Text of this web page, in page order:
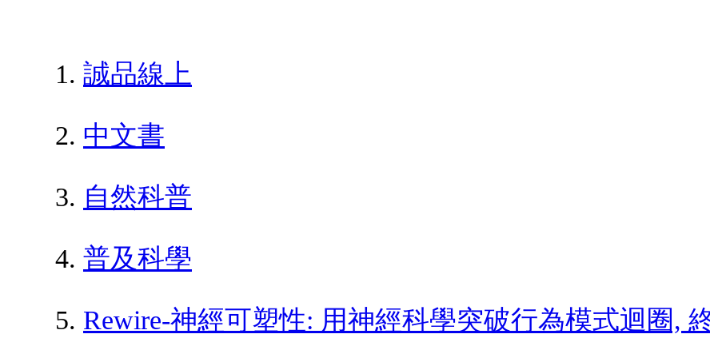
誠品線上
中文書
自然科普
普及科學
Rewire-神經可塑性: 用神經科學突破行為模式迴圈,